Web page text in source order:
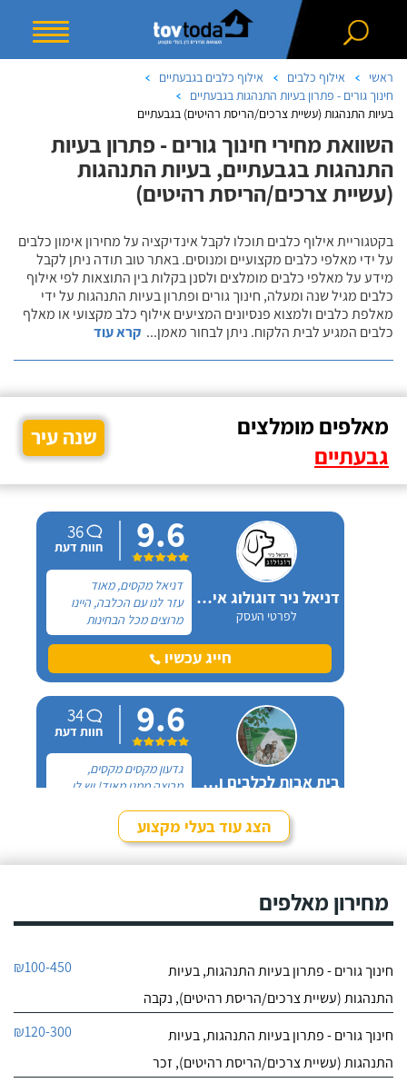
ראשי אילוף כלבים
אילוף כלבים בגבעתיים
חינוך גורים - פתרון בעיות התנהגות בגבעתיים
בעיות התנהגות (עשיית צרכים/הריסת רהיטים) בגבעתיים
השוואת מחירי חינוך גורים - פתרון בעיות
התנהגות בגבעתיים, בעיות התנהגות
(עשיית צרכים/הריסת רהיטים)
בקטגוריית אילוף כלבים תוכלו לקבל אינדיקציה על מחירון אימון כלבים
על ידי מאלפי כלבים מקצועיים ומנוסים. באתר טוב תודה ניתן לקבל
מידע על מאלפי כלבים מומלצים ולסנן בקלות בין התוצאות לפי אילוף
כלבים מגיל שנה ומעלה, חינוך גורים ופתרון בעיות התנהגות על ידי
מאלפת כלבים ולמצוא פנסיונים המציעים אילוף כלב מקצועי או מאלף
כלבים המגיע לבית הלקוח. ניתן לבחור מאמן... קרא עוד
מאלפים מומלצים
גבעתיים
שנה עיר
דניאל ניר דוגולוג אילוף כלבים
לפרטי העסק
9.6
36
חוות דעת
דניאל מקסים, מאוד
עזר לנו עם הכלבה, היינו
מרוצים מכל הבחינות
ואנחנו ממליצים בחום. יש
לנו כלבה שהיו לה בעיות
התנהגות שונות וזאת שהכי
אכילה מפח הזבל הביתי.
חייג עכשיו
בית אבות לכלבים ופנסיון חתולים
9.6
34
חוות דעת
גדעון מקסים מקסים,
מרוצה ממנו מאוד! יש לי
שנים, כל פעם שיש לי
נסיעה והיעדרות מהבית,
בחום.
חייג עכשיו
יוסי סמואל מאלף הכלבים
לפרטי העסק
פרוע ולא מחונך. נפגשתי
שאת הכלב שלי אי אפשר
בעיות התנהגות קשות
לפיצוח. הייתי מיואש, אבל
החלטתי לא לוותר
הצג עוד בעלי מקצוע
מחירון מאלפים
חינוך גורים - פתרון בעיות התנהגות, בעיות
התנהגות (עשיית צרכים/הריסת רהיטים), נקבה
₪100-450
חינוך גורים - פתרון בעיות התנהגות, בעיות
התנהגות (עשיית צרכים/הריסת רהיטים), זכר
₪120-300